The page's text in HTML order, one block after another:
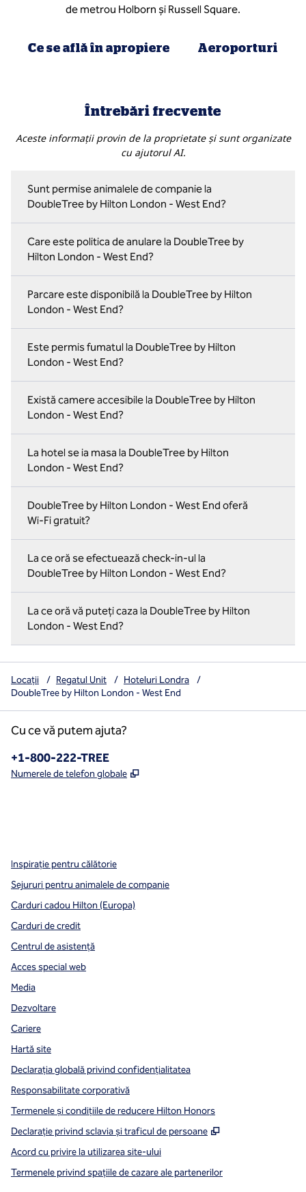
de metrou Holborn și Russell Square.
Ce se află în apropiere Aeroporturi
Întrebări frecvente
Aceste informații provin de la proprietate și sunt organizate
cu ajutorul AI.
Sunt permise animalele de companie la
DoubleTree by Hilton London - West End?
Care este politica de anulare la DoubleTree by
Hilton London - West End?
Parcare este disponibilă la DoubleTree by Hilton
London - West End?
Este permis fumatul la DoubleTree by Hilton
London - West End?
Există camere accesibile la DoubleTree by Hilton
London - West End?
La hotel se ia masa la DoubleTree by Hilton
London - West End?
DoubleTree by Hilton London - West End oferă
Wi-Fi gratuit?
La ce oră se efectuează check-in-ul la
DoubleTree by Hilton London - West End?
La ce oră vă puteți caza la DoubleTree by Hilton
London - West End?
Locații / Regatul Unit / Hoteluri Londra
/
DoubleTree by Hilton London - West End
Cu ce vă putem ajuta?
Telefon:
+1-800-222-TREE
Numerele de telefon globale ,
Inspirație pentru călătorie
Sejururi pentru animalele de companie
Carduri cadou Hilton (Europa)
Carduri de credit
Centrul de asistență
Acces special web
Media
Dezvoltare
Cariere
Hartă site
Declarația globală privind confidenţialitatea
Responsabilitate corporativă
Termenele și condițiile de reducere Hilton Honors
Declarație privind sclavia și traficul de persoane
,
Acord cu privire la utilizarea site-ului
Termenele privind spațiile de cazare ale partenerilor